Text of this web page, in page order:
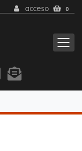
acceso 0